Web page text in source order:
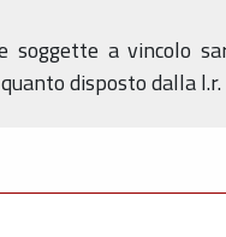
soggette a vincolo
disposto dalla